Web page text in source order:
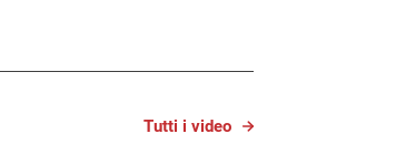
Tutti i video